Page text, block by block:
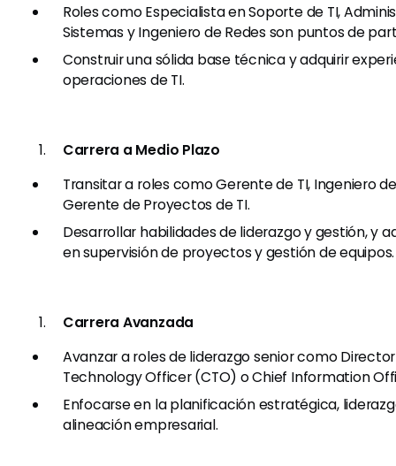
Roles como Especialista en Soporte de TI,
Sistemas y Ingeniero de Redes son puntos de
Construir una sólida base técnica y adquirir
operaciones de TI.
Carrera a Medio Plazo
Transitar a roles como Gerente de TI, Ingeniero
Gerente de Proyectos de TI.
Desarrollar habilidades de liderazgo y gestión, y
en supervisión de proyectos y gestión de equipos.
Carrera Avanzada
Avanzar a roles de liderazgo senior como Director
Technology Officer (CTO) o Chief Information
Enfocarse en la planificación estratégica,
alineación empresarial.